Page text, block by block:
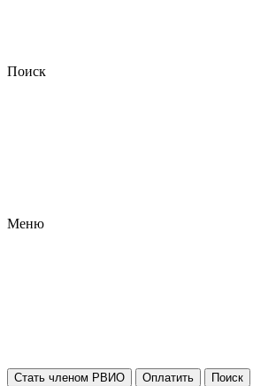
Поиск
Меню
Стать членом РВИО Оплатить Поиск